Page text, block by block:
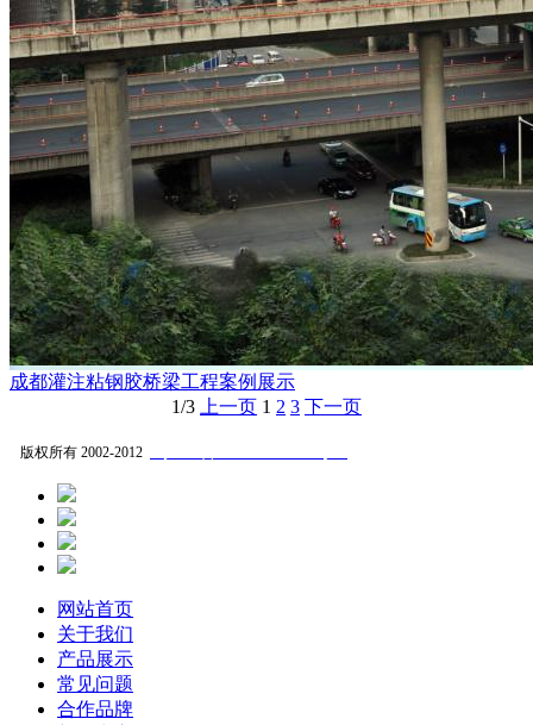
成都灌注粘钢胶桥梁工程案例展示
1/3
上一页 1 2 3 下一页
版权所有 2002-2012
网站首页
关于我们
产品展示
常见问题
合作品牌